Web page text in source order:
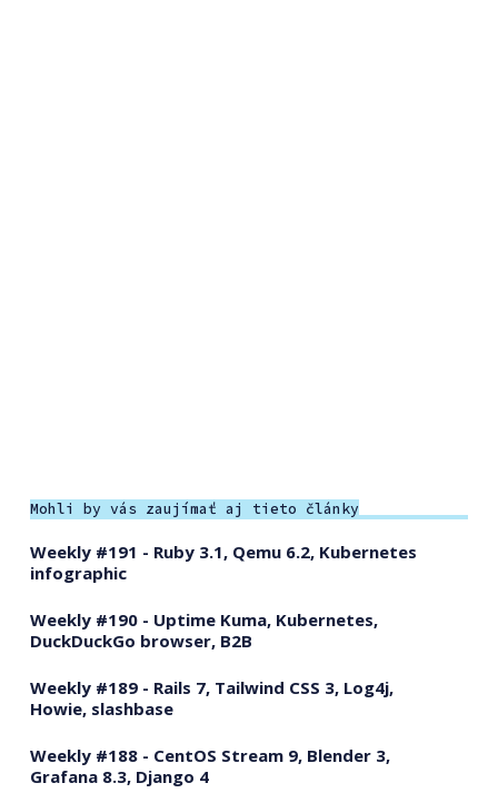
Mohli by vás zaujímať aj tieto články
Weekly #191 - Ruby 3.1, Qemu 6.2, Kubernetes
infographic
Weekly #190 - Uptime Kuma, Kubernetes,
DuckDuckGo browser, B2B
Weekly #189 - Rails 7, Tailwind CSS 3, Log4j,
Howie, slashbase
Weekly #188 - CentOS Stream 9, Blender 3,
Grafana 8.3, Django 4